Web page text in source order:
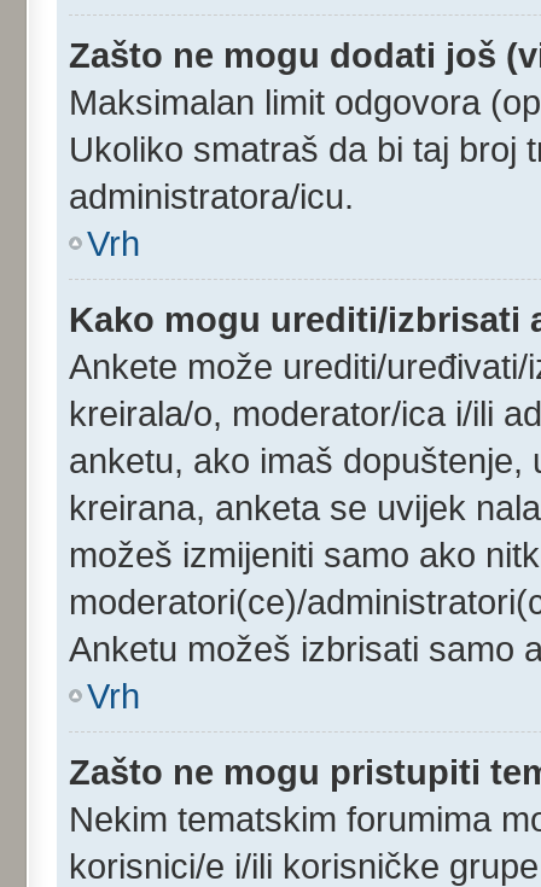
Zašto ne mogu dodati još
Maksimalan limit odgovora
Ukoliko smatraš da bi taj broj
administratora/icu.
Vrh
Kako mogu urediti/izbrisati
Ankete može urediti/
kreirala/o, moderator/ica i/ili
anketu, ako imaš
kreirana, anketa se uvijek
možeš izmijeniti samo ako
moderatori(ce)/
Anketu možeš izbrisati samo
Vrh
Zašto ne mogu pristupiti
Nekim tematskim forumima
korisnici/e i/ili korisničke